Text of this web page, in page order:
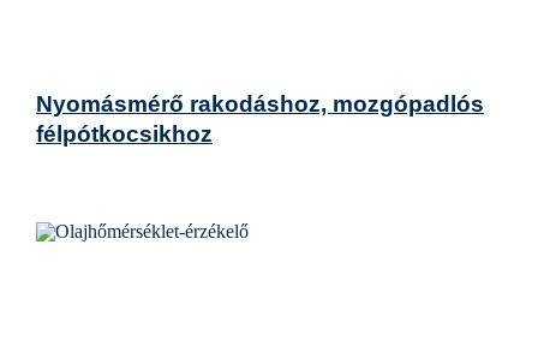
Nyomásmérő rakodáshoz, mozgópadlós
félpótkocsikhoz